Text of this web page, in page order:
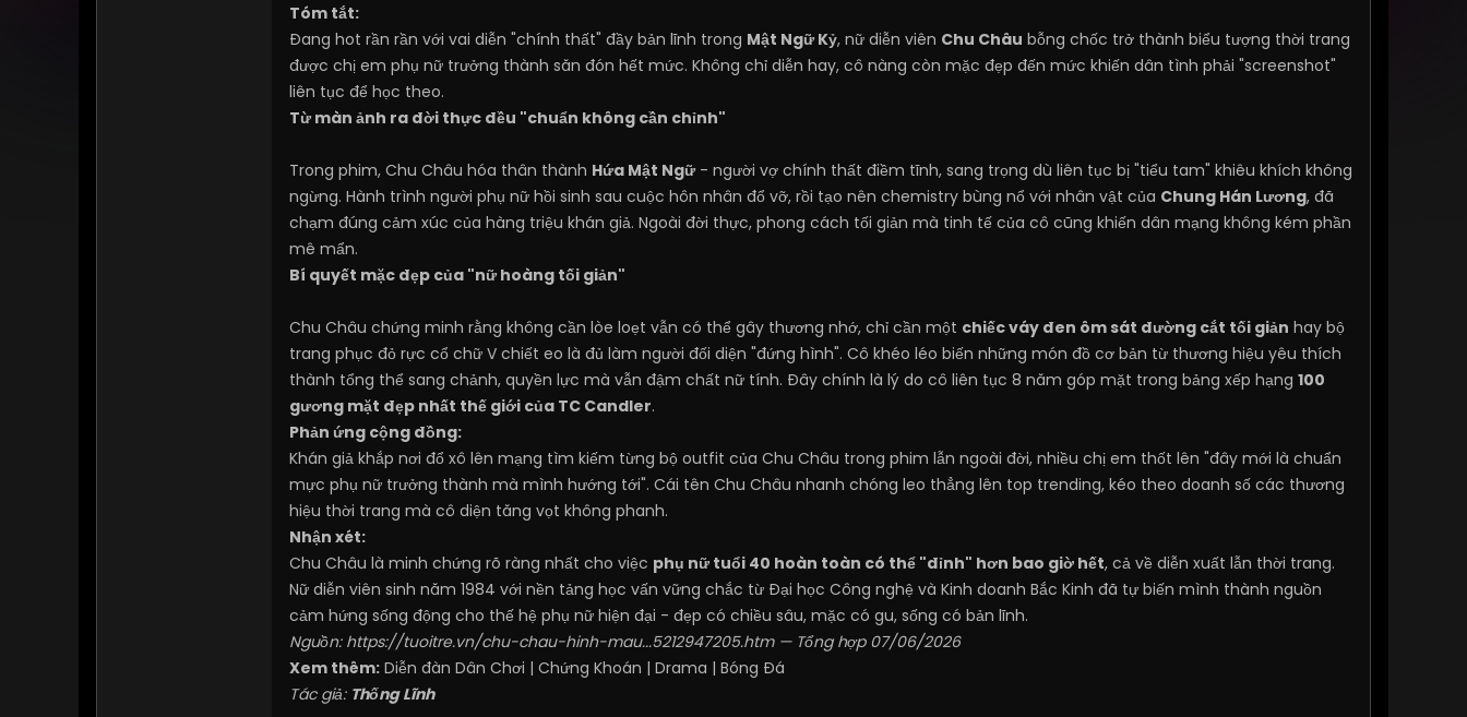
Tóm tắt:
Đang hot rần rần với vai diễn "chính thất" đầy bản lĩnh trong Mật Ngữ Kỷ, nữ diễn viên Chu Châu bỗng chốc trở thành biểu tượng thời trang
được chị em phụ nữ trưởng thành săn đón hết mức. Không chỉ diễn hay, cô nàng còn mặc đẹp đến mức khiến dân tình phải "screenshot"
liên tục để học theo.
Từ màn ảnh ra đời thực đều "chuẩn không cần chỉnh"
Trong phim, Chu Châu hóa thân thành Hứa Mật Ngữ - người vợ chính thất điềm tĩnh, sang trọng dù liên tục bị "tiểu tam" khiêu khích không
ngừng. Hành trình người phụ nữ hồi sinh sau cuộc hôn nhân đổ vỡ, rồi tạo nên chemistry bùng nổ với nhân vật của Chung Hán Lương, đã
chạm đúng cảm xúc của hàng triệu khán giả. Ngoài đời thực, phong cách tối giản mà tinh tế của cô cũng khiến dân mạng không kém phần
mê mẩn.
Bí quyết mặc đẹp của "nữ hoàng tối giản"
Chu Châu chứng minh rằng không cần lòe loẹt vẫn có thể gây thương nhớ, chỉ cần một chiếc váy đen ôm sát đường cắt tối giản hay bộ
trang phục đỏ rực cổ chữ V chiết eo là đủ làm người đối diện "đứng hình". Cô khéo léo biến những món đồ cơ bản từ thương hiệu yêu thích
thành tổng thể sang chảnh, quyền lực mà vẫn đậm chất nữ tính. Đây chính là lý do cô liên tục 8 năm góp mặt trong bảng xếp hạng 100
gương mặt đẹp nhất thế giới của TC Candler.
Phản ứng cộng đồng:
Khán giả khắp nơi đổ xô lên mạng tìm kiếm từng bộ outfit của Chu Châu trong phim lẫn ngoài đời, nhiều chị em thốt lên "đây mới là chuẩn
mực phụ nữ trưởng thành mà mình hướng tới". Cái tên Chu Châu nhanh chóng leo thẳng lên top trending, kéo theo doanh số các thương
hiệu thời trang mà cô diện tăng vọt không phanh.
Nhận xét:
Chu Châu là minh chứng rõ ràng nhất cho việc phụ nữ tuổi 40 hoàn toàn có thể "đỉnh" hơn bao giờ hết, cả về diễn xuất lẫn thời trang.
Nữ diễn viên sinh năm 1984 với nền tảng học vấn vững chắc từ Đại học Công nghệ và Kinh doanh Bắc Kinh đã tự biến mình thành nguồn
cảm hứng sống động cho thế hệ phụ nữ hiện đại - đẹp có chiều sâu, mặc có gu, sống có bản lĩnh.
Nguồn: https://tuoitre.vn/chu-chau-hinh-mau...5212947205.htm— Tổng hợp 07/06/2026
Xem thêm: Diễn đàn Dân Chơi | Chứng Khoán | Drama | Bóng Đá
Tác giả: Thống Lĩnh